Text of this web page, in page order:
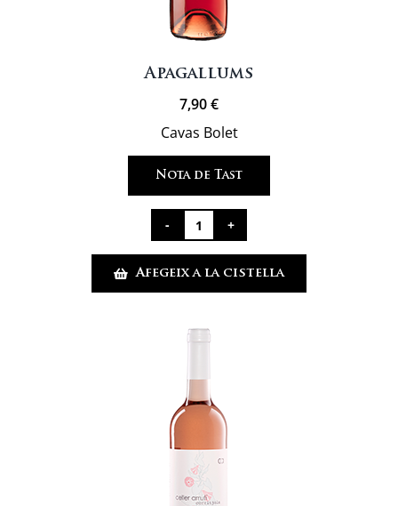
Apagallums
7,90€
Cavas Bolet
Nota de Tast
quantitat
de
Apagallums
Afegeix a la cistella